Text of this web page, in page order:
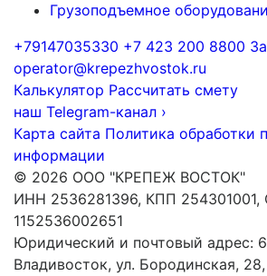
Грузоподъемное
+79147035330 +7 423 200 8800
operator@krepezhvostok.ru
Калькулятор Рассчитать смету
наш Telegram-канал ›
Карта сайта Политика обработки
информации
© 2026 ООО "КРЕПЕЖ ВОСТОК"
ИНН 2536281396, КПП 254301001,
1152536002651
Юридический и почтовый адрес:
Владивосток, ул. Бородинская,